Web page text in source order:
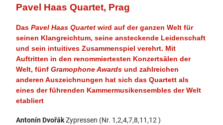
Pavel Haas Quartet, Prag
Das Pavel Haas Quartet wird auf der ganzen Welt für
seinen Klangreichtum, seine ansteckende Leidenschaft
und sein intuitives Zusammenspiel verehrt. Mit
Auftritten in den renommiertesten Konzertsälen der
Welt, fünf Gramophone Awards und zahlreichen
anderen Auszeichnungen hat sich das Quartett als
eines der führenden Kammermusikensembles der Welt
etabliert
Antonín DvořákZypressen (Nr. 1,2,4,7,8,11,12 )